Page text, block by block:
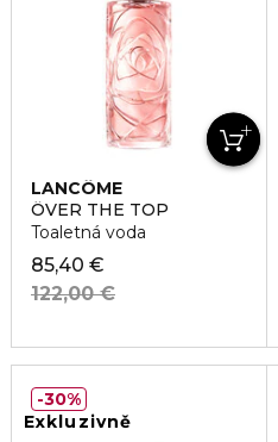
LANCÔME
ÔVER THE TOP
Toaletná voda
85,40 €
122,00 €
Exkluzivně
30%